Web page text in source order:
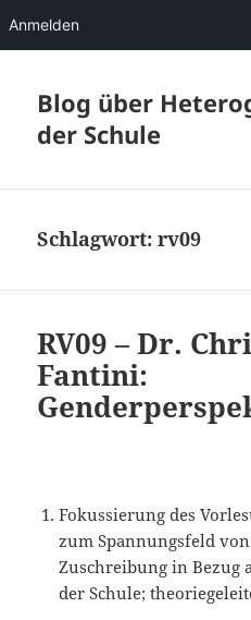
Anmelden
Blog über
der Schule
Schlagwort:rv09
RV09 – Dr.
Fantini:
Fokussierung des
zum Spannungsfeld
Zuschreibung in Bezug
der Schule;